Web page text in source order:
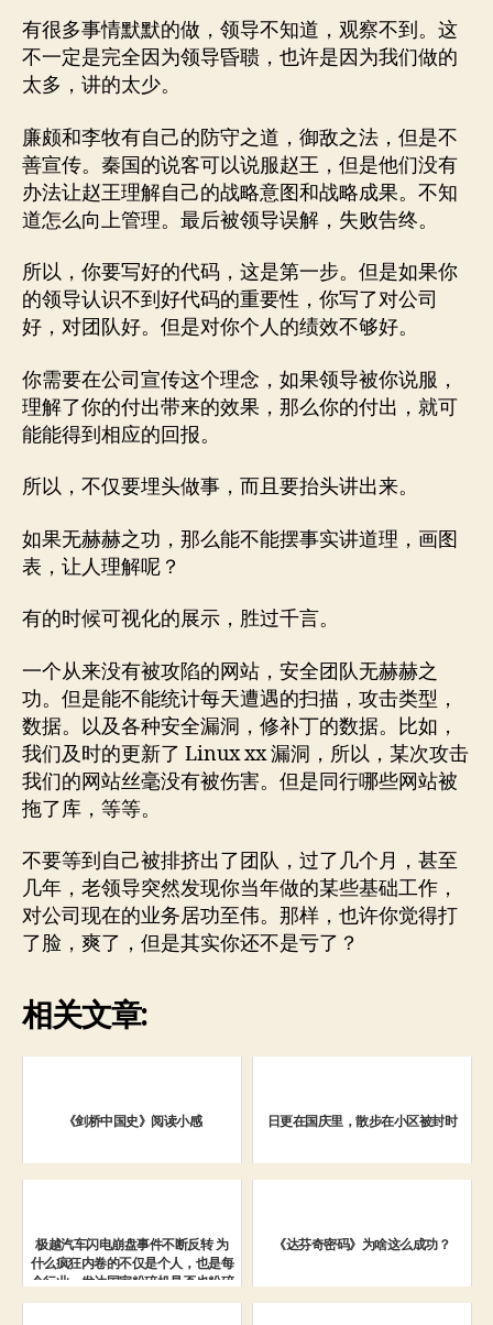
有很多事情默默的做，领导不知道，观察不到。这
不一定是完全因为领导昏聩，也许是因为我们做的
太多，讲的太少。
廉颇和李牧有自己的防守之道，御敌之法，但是不
善宣传。秦国的说客可以说服赵王，但是他们没有
办法让赵王理解自己的战略意图和战略成果。不知
道怎么向上管理。最后被领导误解，失败告终。
所以，你要写好的代码，这是第一步。但是如果你
的领导认识不到好代码的重要性，你写了对公司
好，对团队好。但是对你个人的绩效不够好。
你需要在公司宣传这个理念，如果领导被你说服，
理解了你的付出带来的效果，那么你的付出，就可
能能得到相应的回报。
所以，不仅要埋头做事，而且要抬头讲出来。
如果无赫赫之功，那么能不能摆事实讲道理，画图
表，让人理解呢？
有的时候可视化的展示，胜过千言。
一个从来没有被攻陷的网站，安全团队无赫赫之
功。但是能不能统计每天遭遇的扫描，攻击类型，
数据。以及各种安全漏洞，修补丁的数据。比如，
我们及时的更新了 Linux xx 漏洞，所以，某次攻击
我们的网站丝毫没有被伤害。但是同行哪些网站被
拖了库，等等。
不要等到自己被排挤出了团队，过了几个月，甚至
几年，老领导突然发现你当年做的某些基础工作，
对公司现在的业务居功至伟。那样，也许你觉得打
了脸，爽了，但是其实你还不是亏了？
相关文章:
《剑桥中国史》阅读小感 日更在国庆里，散步在小区被封时
极越汽车闪电崩盘事件不断反转 为
什么疯狂内卷的不仅是个人，也是每
个行业。发达国家粉碎机是否也粉碎
了自己变成发达国家的机会？
《达芬奇密码》为啥这么成功？